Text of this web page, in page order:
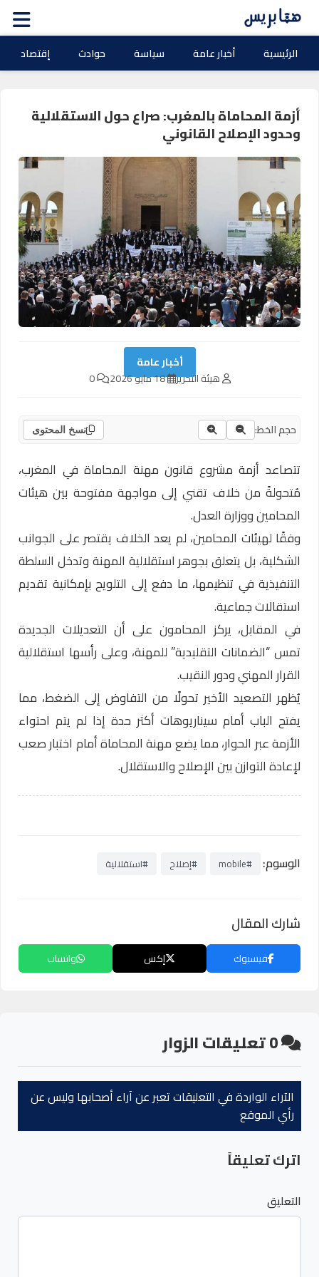
الرئيسية أخبار عامة سياسة حوادث إقتصاد
أزمة المحاماة بالمغرب: صراع حول الاستقلالية
وحدود الإصلاح القانوني
أخبار عامة
هيئة التحرير 18 مايو 2026 0
حجم الخط: نسخ المحتوى
تتصاعد أزمة مشروع قانون مهنة المحاماة في المغرب،
مُتحولةً من خلاف تقني إلى مواجهة مفتوحة بين هيئات
المحامين ووزارة العدل.
وفقًا لهيئات المحامين، لم يعد الخلاف يقتصر على الجوانب
الشكلية، بل يتعلق بجوهر استقلالية المهنة وتدخل السلطة
التنفيذية في تنظيمها، ما دفع إلى التلويح بإمكانية تقديم
استقالات جماعية.
في المقابل، يركز المحامون على أن التعديلات الجديدة
تمس “الضمانات التقليدية” للمهنة، وعلى رأسها استقلالية
القرار المهني ودور النقيب.
يُظهر التصعيد الأخير تحولًا من التفاوض إلى الضغط، مما
يفتح الباب أمام سيناريوهات أكثر حدة إذا لم يتم احتواء
الأزمة عبر الحوار، مما يضع مهنة المحاماة أمام اختبار صعب
لإعادة التوازن بين الإصلاح والاستقلال.
الوسوم: #mobile #إصلاح #استقلالية
شارك المقال
فيسبوك إكس واتساب
0تعليقات الزوار
الآراء الواردة في التعليقات تعبر عن آراء أصحابها وليس عن
رأي الموقع
اترك تعليقاً
التعليق